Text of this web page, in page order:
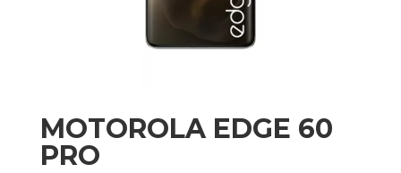
MOTOROLA EDGE 60
PRO